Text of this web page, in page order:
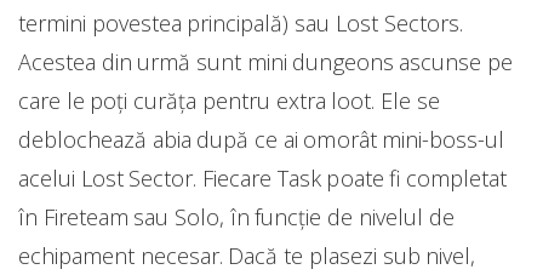
termini povestea principală) sau Lost Sectors.
Acestea din urmă sunt mini dungeons ascunse pe
care le poți curăța pentru extra loot. Ele se
deblochează abia după ce ai omorât mini-boss-ul
acelui Lost Sector. Fiecare Task poate fi completat
în Fireteam sau Solo, în funcție de nivelul de
echipament necesar. Dacă te plasezi sub nivel,